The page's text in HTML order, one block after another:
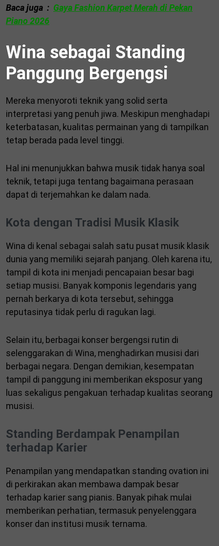
Baca juga : Gaya Fashion Karpet Merah di Pekan
Piano 2026
Wina sebagai Standing
Panggung Bergengsi
Mereka menyoroti teknik yang solid serta
interpretasi yang penuh jiwa. Meskipun menghadapi
keterbatasan, kualitas permainan yang di tampilkan
tetap berada pada level tinggi.
Hal ini menunjukkan bahwa musik tidak hanya soal
teknik, tetapi juga tentang bagaimana perasaan
dapat di terjemahkan ke dalam nada.
Kota dengan Tradisi Musik Klasik
Wina di kenal sebagai salah satu pusat musik klasik
dunia yang memiliki sejarah panjang. Oleh karena itu,
tampil di kota ini menjadi pencapaian besar bagi
setiap musisi. Banyak komponis legendaris yang
pernah berkarya di kota tersebut, sehingga
reputasinya tidak perlu di ragukan lagi.
Selain itu, berbagai konser bergengsi rutin di
selenggarakan di Wina, menghadirkan musisi dari
berbagai negara. Dengan demikian, kesempatan
tampil di panggung ini memberikan eksposur yang
luas sekaligus pengakuan terhadap kualitas seorang
musisi.
Standing Berdampak Penampilan
terhadap Karier
Penampilan yang mendapatkan standing ovation ini
di perkirakan akan membawa dampak besar
terhadap karier sang pianis. Banyak pihak mulai
memberikan perhatian, termasuk penyelenggara
konser dan institusi musik ternama.